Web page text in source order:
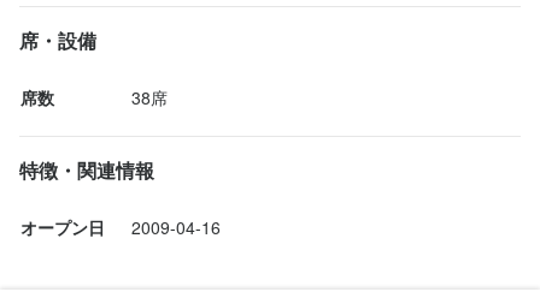
席・設備
席数 38席
特徴・関連情報
オープン日 2009-04-16